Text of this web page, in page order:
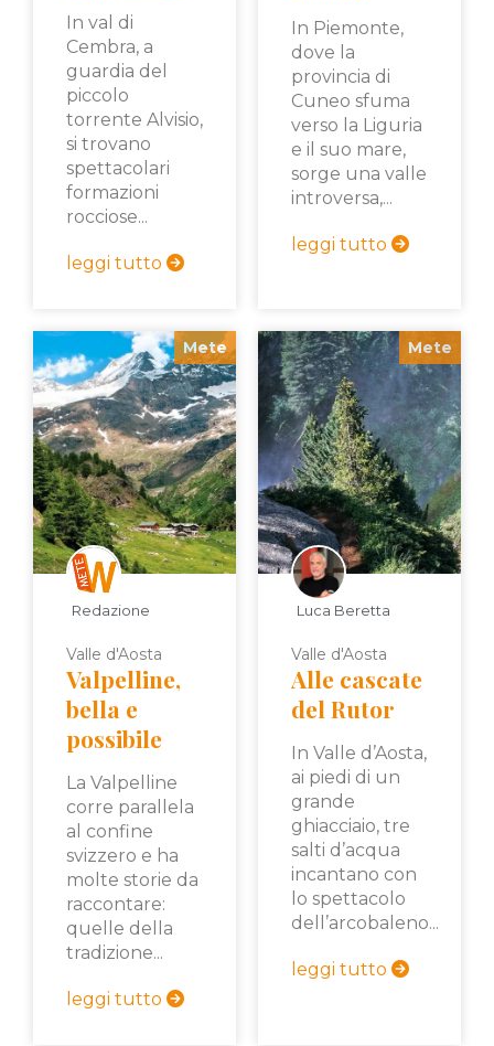
In val di
Cembra, a
guardia del
piccolo
torrente Alvisio,
si trovano
spettacolari
formazioni
rocciose...
leggi tutto
In Piemonte,
dove la
provincia di
Cuneo sfuma
verso la Liguria
e il suo mare,
sorge una valle
introversa,...
leggi tutto
Mete
Redazione
Valle d'Aosta
Valpelline,
bella e
possibile
La Valpelline
corre parallela
al confine
svizzero e ha
molte storie da
raccontare:
quelle della
tradizione...
leggi tutto
Mete
Luca Beretta
Valle d'Aosta
Alle cascate
del Rutor
In Valle d’Aosta,
ai piedi di un
grande
ghiacciaio, tre
salti d’acqua
incantano con
lo spettacolo
dell’arcobaleno...
leggi tutto